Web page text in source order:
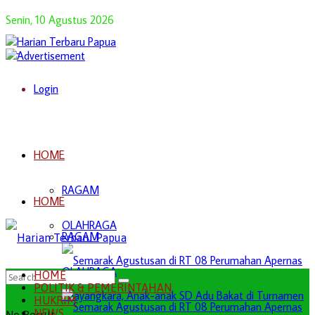
Senin, 10 Agustus 2026
Login
HOME
RAGAM
OLAHRAGA
HOME
RAGAM
OLAHRAGA
HOME
POLITIK & PEMERINTAHAN
HUKRIM